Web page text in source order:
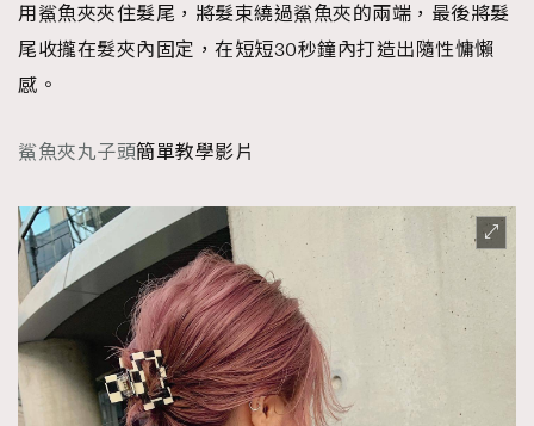
用鯊魚夾夾住髮尾，將髮束繞過鯊魚夾的兩端，最後將髮
尾收攏在髮夾內固定，在短短30秒鐘內打造出隨性慵懶
感。
鯊魚夾丸子頭簡單教學影片